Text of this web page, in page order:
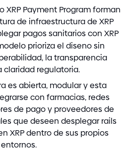
XRP Payment Program forman
de infraestructura de XRP
pagos sanitarios con XRP
prioriza el diseno sin
la transparencia
claridad regulatoria.
es abierta, modular y esta
con farmacias, redes
de pago y proveedores de
que deseen desplegar rails
XRP dentro de sus propios
entornos.